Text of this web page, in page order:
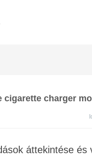
cigarette charger
áttekintése